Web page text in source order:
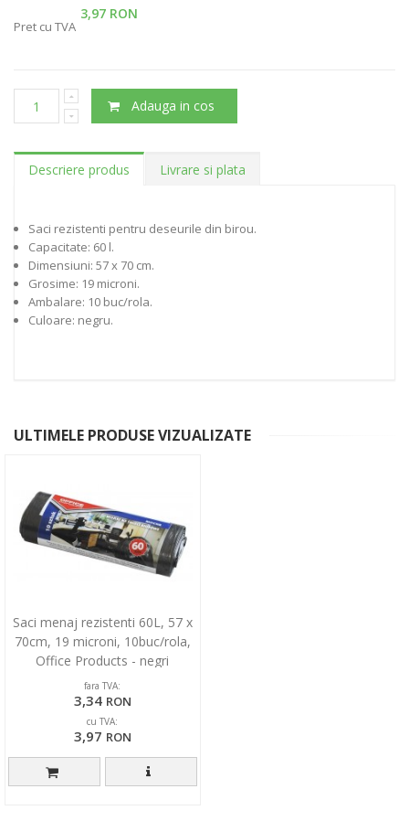
3,97 RON
Pret cu TVA
Adauga in cos
Descriere produs Livrare si plata
Saci rezistenti pentru deseurile din birou.
Capacitate: 60 l.
Dimensiuni: 57 x 70 cm.
Grosime: 19 microni.
Ambalare: 10 buc/rola.
Culoare: negru.
ULTIMELE PRODUSE VIZUALIZATE
Saci menaj rezistenti 60L, 57 x
70cm, 19 microni, 10buc/rola,
Office Products - negri
fara TVA:
3,34 RON
cu TVA:
3,97 RON